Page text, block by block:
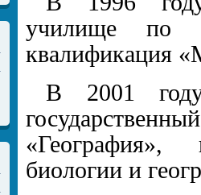
училище по
квалификация
В 2001
«География»,
биологии и